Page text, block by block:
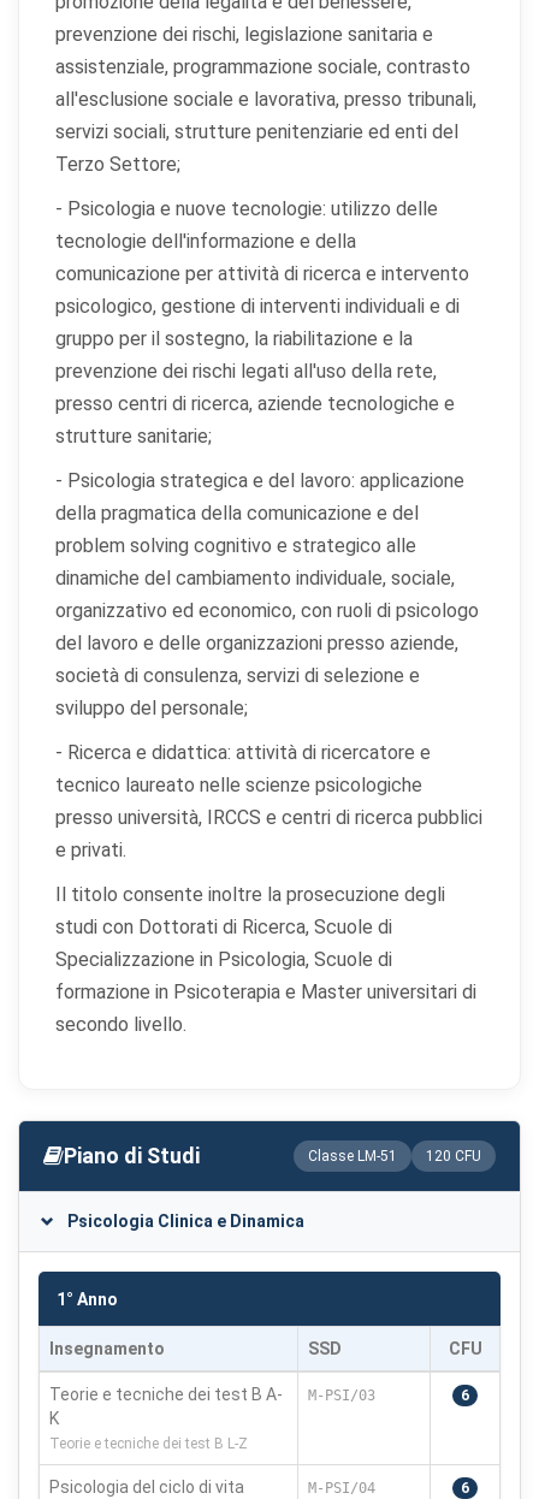
prevenzione dei rischi, legislazione sanitaria e
assistenziale, programmazione sociale, contrasto
all'esclusione sociale e lavorativa, presso tribunali,
servizi sociali, strutture penitenziarie ed enti del
Terzo Settore;
- Psicologia e nuove tecnologie: utilizzo delle
tecnologie dell'informazione e della
comunicazione per attività di ricerca e intervento
psicologico, gestione di interventi individuali e di
gruppo per il sostegno, la riabilitazione e la
prevenzione dei rischi legati all'uso della rete,
presso centri di ricerca, aziende tecnologiche e
strutture sanitarie;
- Psicologia strategica e del lavoro: applicazione
della pragmatica della comunicazione e del
problem solving cognitivo e strategico alle
dinamiche del cambiamento individuale, sociale,
organizzativo ed economico, con ruoli di psicologo
del lavoro e delle organizzazioni presso aziende,
società di consulenza, servizi di selezione e
sviluppo del personale;
- Ricerca e didattica: attività di ricercatore e
tecnico laureato nelle scienze psicologiche
presso università, IRCCS e centri di ricerca pubblici
e privati.
Il titolo consente inoltre la prosecuzione degli
studi con Dottorati di Ricerca, Scuole di
Specializzazione in Psicologia, Scuole di
formazione in Psicoterapia e Master universitari di
secondo livello.
Piano di Studi Classe LM-51 120 CFU
Psicologia Clinica e Dinamica
1° Anno
Insegnamento SSD CFU
Teorie e tecniche dei test B A-
K
Teorie e tecniche dei test B L-Z
M-PSI/03 6
Psicologia del ciclo di vita
M-PSI/04 6